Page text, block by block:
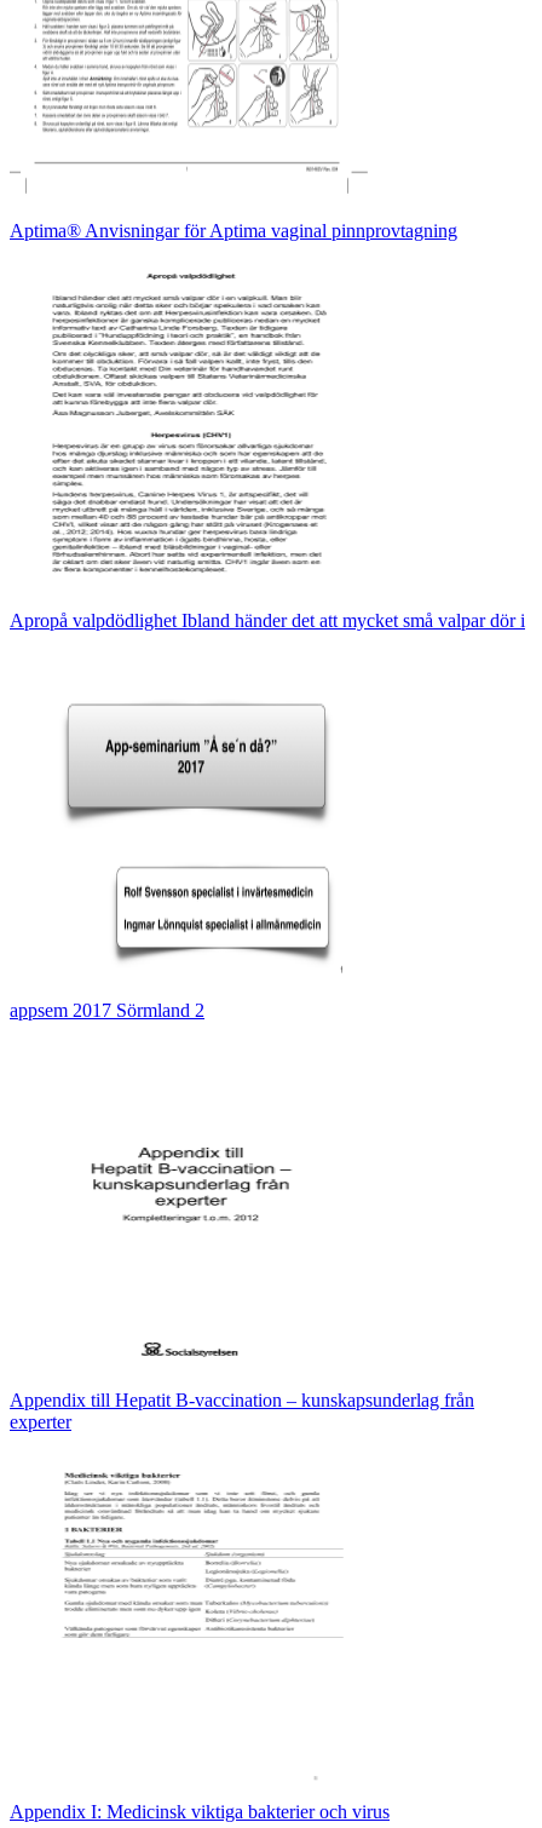
Aptima® Anvisningar för Aptima vaginal pinnprovtagning
Apropå valpdödlighet Ibland händer det att mycket små valpar dör i
appsem 2017 Sörmland 2
Appendix till Hepatit B-vaccination – kunskapsunderlag från
experter
Appendix I: Medicinsk viktiga bakterier och virus